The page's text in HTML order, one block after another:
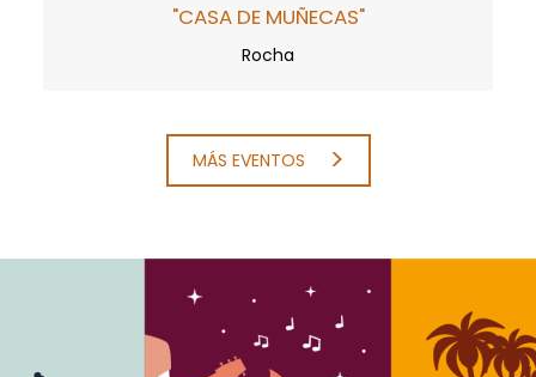
"CASA DE MUÑECAS"
Rocha
MÁS EVENTOS